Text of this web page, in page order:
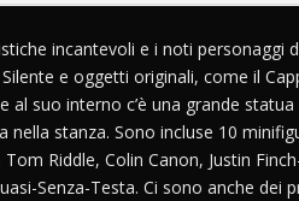
incantevoli e i noti personaggi
e oggetti originali, come il
suo interno c’è una grande
stanza. Sono incluse 10
Riddle, Colin Canon, Justin
Senza-Testa. Ci sono anche dei